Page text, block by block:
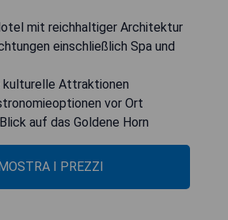
mit reichhaltiger Architektur
einschließlich Spa und
kulturelle Attraktionen
vor Ort
auf das Goldene Horn
I PREZZI